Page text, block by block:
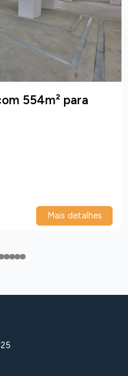
554m² para
Mais detalhes
5678